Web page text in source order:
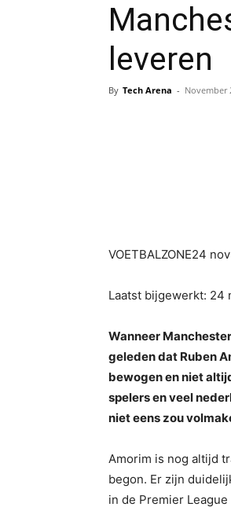
leveren
By Tech Arena - November
VOETBALZONE24
Laatst bijgewerkt: 24
Wanneer
geleden dat Ruben
bewogen en niet
spelers en veel
niet eens zou
Amorim is nog altijd
begon. Er zijn
in de Premier